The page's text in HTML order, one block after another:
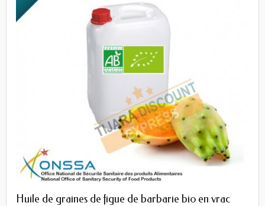
Huile de graines de figue de barbarie bio en vrac